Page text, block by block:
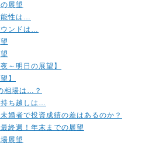
展望
能性は…
ウンドは…
～明日の展望】
】
相場は…？
持ち越しは…
婚者で投資成績の差はあるのか？
終週！年末までの展望
展望